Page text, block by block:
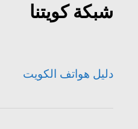
شبكة كويتنا
دليل هواتف الكويت